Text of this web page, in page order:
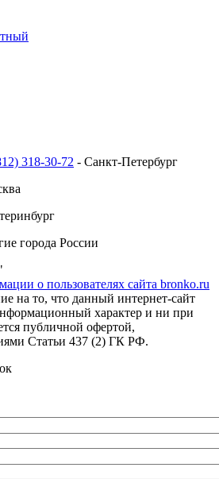
318-30-72 - Санкт-Петербург
города России
о пользователях сайта bronko.ru
на то, что данный интернет-сайт
характер и ни при
публичной офертой,
Статьи 437 (2) ГК РФ.